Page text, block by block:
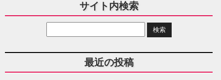
サイト内検索
最近の投稿